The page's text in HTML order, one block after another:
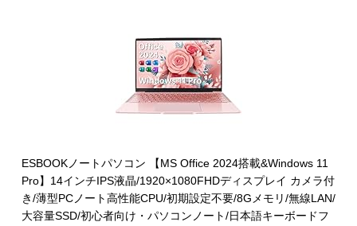
ESBOOKノートパソコン 【MS Office 2024搭載&Windows 11
Pro】14インチIPS液晶/1920×1080FHDディスプレイ カメラ付
き/薄型PCノート高性能CPU/初期設定不要/8Gメモリ/無線LAN/
大容量SSD/初心者向け・パソコンノート/日本語キーボードフ